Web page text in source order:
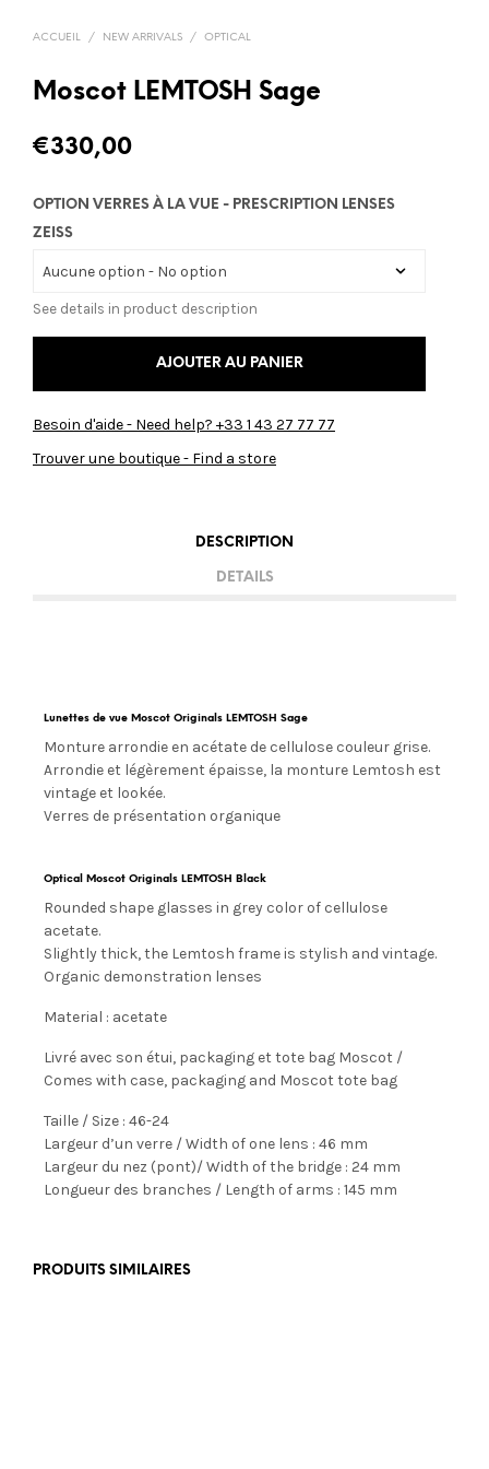
ACCUEIL / NEW ARRIVALS / OPTICAL
Moscot LEMTOSH Sage
€330,00
OPTION VERRES À LA VUE - PRESCRIPTION LENSES
ZEISS
See details in product description
AJOUTER AU PANIER
Besoin d'aide - Need help? +33 1 43 27 77 77
Trouver une boutique - Find a store
DESCRIPTION
DETAILS
Lunettes de vue Moscot Originals LEMTOSH Sage
Monture arrondie en acétate de cellulose couleur grise.
Arrondie et légèrement épaisse, la monture Lemtosh est
vintage et lookée.
Verres de présentation organique
Optical Moscot Originals LEMTOSH Black
Rounded shape glasses in grey color of cellulose
acetate.
Slightly thick, the Lemtosh frame is stylish and vintage.
Organic demonstration lenses
Material : acetate
Livré avec son étui, packaging et tote bag Moscot /
Comes with case, packaging and Moscot tote bag
Taille / Size : 46-24
Largeur d’un verre / Width of one lens : 46 mm
Largeur du nez (pont)/ Width of the bridge : 24 mm
Longueur des branches / Length of arms : 145 mm
PRODUITS SIMILAIRES